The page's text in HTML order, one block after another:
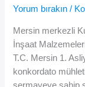
Mühleti
Yorum bırakın /
Mersin merkezli
İnşaat
T.C. Mersin 1.
konkordato